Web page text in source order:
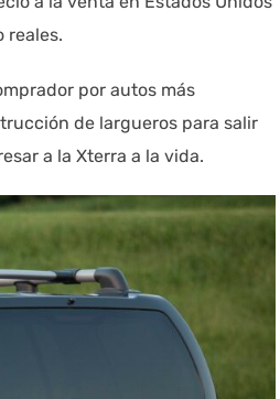
reales.
por autos más
de largueros para salir
a la Xterra a la vida.